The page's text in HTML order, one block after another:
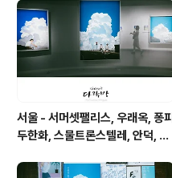
서울 - 서머셋팰리스, 우래옥, 퐁피
두한화, 스물트론스텔레, 안덕, 위